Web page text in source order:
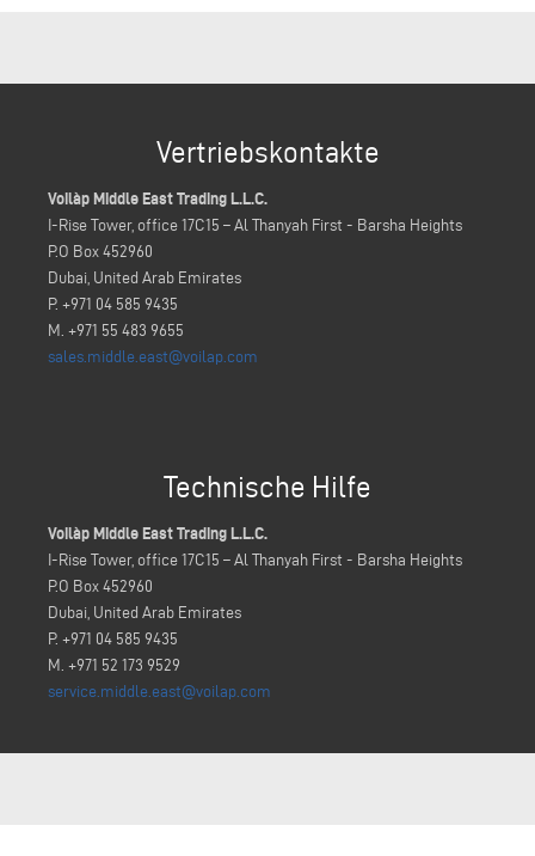
Vertriebskontakte
Voilàp Middle East Trading L.L.C.
I-Rise Tower, office 17C15 – Al Thanyah First - Barsha Heights
P.O Box 452960
Dubai, United Arab Emirates
P. +971 04 585 9435
M. +971 55 483 9655
sales.middle.east@voilap.com
Technische Hilfe
Voilàp Middle East Trading L.L.C.
I-Rise Tower, office 17C15 – Al Thanyah First - Barsha Heights
P.O Box 452960
Dubai, United Arab Emirates
P. +971 04 585 9435
M. +971 52 173 9529
service.middle.east@voilap.com